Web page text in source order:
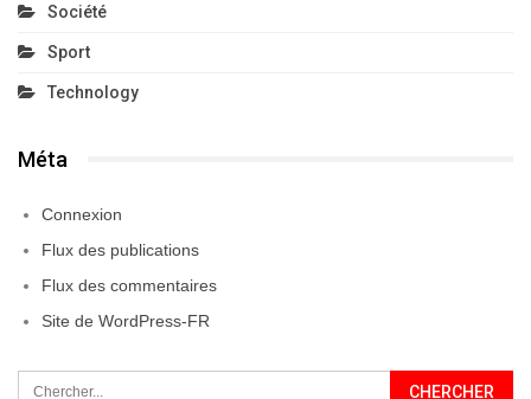
Société
Sport
Technology
Méta
Connexion
Flux des publications
Flux des commentaires
Site de WordPress-FR